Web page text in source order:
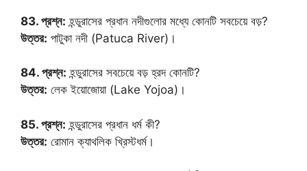
83. প্রশ্ন: হন্ডুরাসের প্রধান নদীগুলোর মধ্যে কোনটি সবচেয়ে বড়?
উত্তর: পাটুকা নদী (Patuca River)।
84. প্রশ্ন: হন্ডুরাসের সবচেয়ে বড় হ্রদ কোনটি?
উত্তর: লেক ইয়োজোয়া (Lake Yojoa)।
85. প্রশ্ন: হন্ডুরাসের প্রধান ধর্ম কী?
উত্তর: রোমান ক্যাথলিক খ্রিস্টধর্ম।